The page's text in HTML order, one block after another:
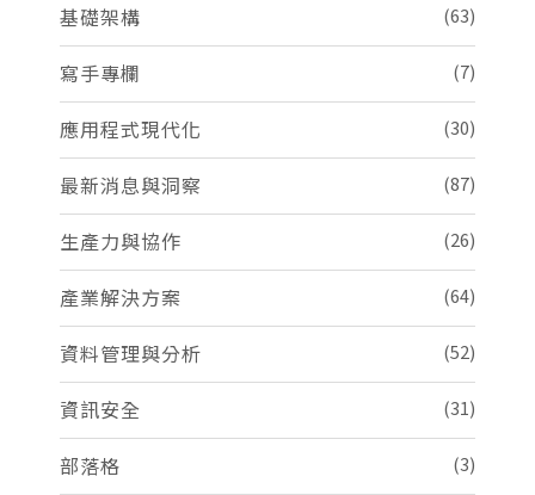
基礎架構 (63)
寫手專欄 (7)
應用程式現代化 (30)
最新消息與洞察 (87)
生產力與協作 (26)
產業解決方案 (64)
資料管理與分析 (52)
資訊安全 (31)
部落格 (3)